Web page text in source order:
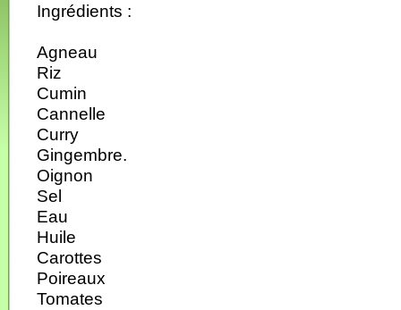
Ingrédients :
Agneau
Riz
Cumin
Cannelle
Curry
Gingembre.
Oignon
Sel
Eau
Huile
Carottes
Poireaux
Tomates